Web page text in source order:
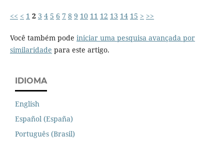
<< < 1 2 3 4 5 6 7 8 9 10 11 12 13 14 15 > >>
Você também pode iniciar uma pesquisa avançada por
similaridade para este artigo.
IDIOMA
English
Español (España)
Português (Brasil)